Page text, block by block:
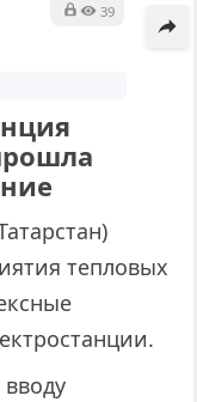
39
тепловых